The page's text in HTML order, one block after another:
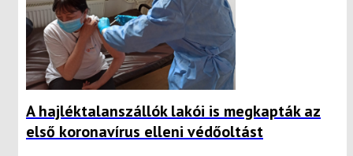
A hajléktalanszállók lakói is megkapták az
első koronavírus elleni védőoltást